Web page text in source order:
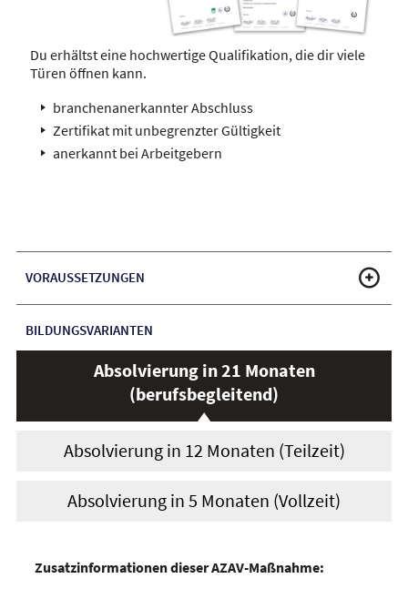
Du erhältst eine hochwertige Qualifikation, die dir viele
Türen öffnen kann.
branchenanerkannter Abschluss
Zertifikat mit unbegrenzter Gültigkeit
anerkannt bei Arbeitgebern
VORAUSSETZUNGEN
BILDUNGSVARIANTEN
Absolvierung in 21 Monaten
(berufsbegleitend)
Absolvierung in 12 Monaten (Teilzeit)
Absolvierung in 5 Monaten (Vollzeit)
Zusatzinformationen dieser AZAV-Maßnahme: